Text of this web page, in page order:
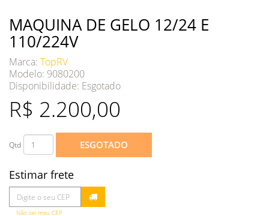
MAQUINA DE GELO 12/24 E
110/224V
Marca: TopRV
Modelo: 9080200
Disponibilidade: Esgotado
R$ 2.200,00
Qtd ESGOTADO
Estimar frete
Não sei meu CEP